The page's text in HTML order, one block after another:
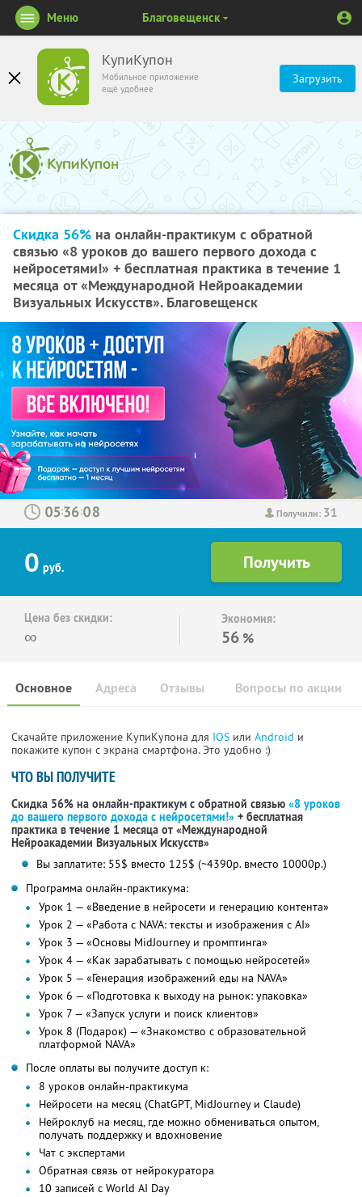
КупиКупон
Мобильное приложение
ещё удобнее
Загрузить
Меню Благовещенск
Скидка 56% на онлайн-практикум с обратной
связью «8 уроков до вашего первого дохода с
нейросетями!» + бесплатная практика в течение 1
месяца от «Международной Нейроакадемии
Визуальных Искусств». Благовещенск
Получили: 31
: :
0 руб.
Цена без скидки:
∞
Экономия:
56 %
Основное Отзывы Вопросы по акции
Адреса
Скачайте приложение КупиКупона для IOS или Android и
покажите купон с экрана смартфона. Это удобно :)
ЧТО ВЫ ПОЛУЧИТЕ
Скидка 56% на онлайн-практикум с обратной связью «8 уроков
до вашего первого дохода с нейросетями!» + бесплатная
практика в течение 1 месяца от «Международной
Нейроакадемии Визуальных Искусств»
Вы заплатите: 55$ вместо 125$ (~4390р. вместо 10000р.)
Программа онлайн-практикума:
Урок 1 — «Введение в нейросети и генерацию контента»
Урок 2 — «Работа с NAVA: тексты и изображения с AI»
Урок 3 — «Основы MidJourney и промптинга»
Урок 4 — «Как зарабатывать с помощью нейросетей»
Урок 5 — «Генерация изображений еды на NAVA»
Урок 6 — «Подготовка к выходу на рынок: упаковка»
Урок 7 — «Запуск услуги и поиск клиентов»
Урок 8 (Подарок) — «Знакомство с образовательной
платформой NAVA»
После оплаты вы получите доступ к:
8 уроков онлайн-практикума
Нейросети на месяц (ChatGPT, MidJourney и Claude)
Нейроклуб на месяц, где можно обмениваться опытом,
получать поддержку и вдохновение
Чат с экспертами
Обратная связь от нейрокуратора
10 записей с World AI Day